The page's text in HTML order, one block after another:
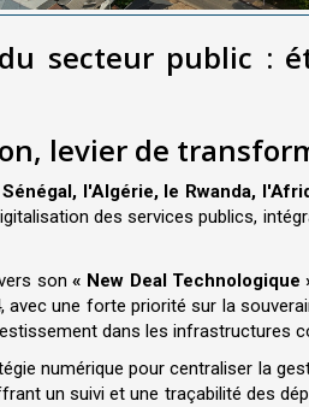
secteur public :
levier de
Sénégal, l'Algérie, le Rwanda,
des services publics,
son « New Deal Technologique
avec une forte priorité sur la
dans les infrastructures
numérique pour centraliser la
un suivi et une traçabilité des